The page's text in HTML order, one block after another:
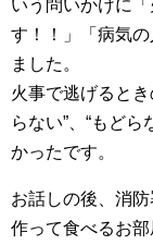
いう問いかけに
す！！」「病気
ました。
火事で逃げるとき
らない”、“もど
かったです。
お話しの後、消
作って食べるお